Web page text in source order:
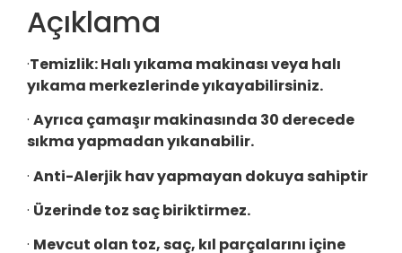
Açıklama
·Temizlik:Halı yıkama makinası veya halı
yıkama merkezlerinde yıkayabilirsiniz.
· Ayrıca çamaşır makinasında 30 derecede
sıkma yapmadan yıkanabilir.
· Anti-Alerjik hav yapmayan dokuya sahiptir
· Üzerinde toz saç biriktirmez.
· Mevcut olan toz, saç, kıl parçalarını içine